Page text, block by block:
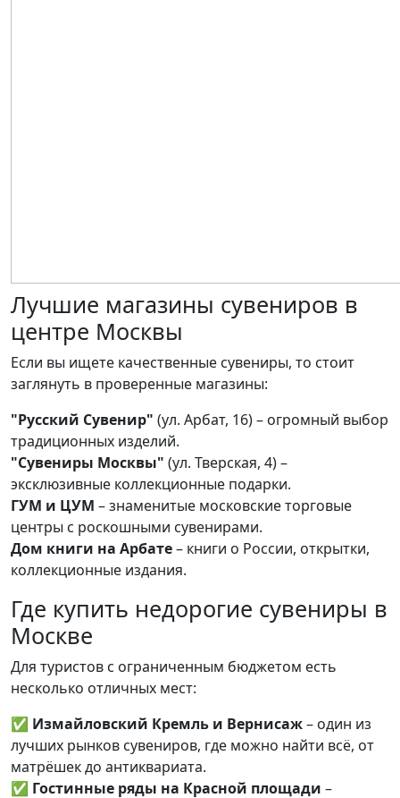
Лучшие магазины сувениров в
центре Москвы
Если вы ищете качественные сувениры, то стоит
заглянуть в проверенные магазины:
"Русский Сувенир" (ул. Арбат, 16) – огромный выбор
традиционных изделий.
"Сувениры Москвы" (ул. Тверская, 4) –
эксклюзивные коллекционные подарки.
ГУМ и ЦУМ – знаменитые московские торговые
центры с роскошными сувенирами.
Дом книги на Арбате– книги о России, открытки,
коллекционные издания.
Где купить недорогие сувениры в
Москве
Для туристов с ограниченным бюджетом есть
несколько отличных мест:
✅ Измайловский Кремль и Вернисаж– один из
лучших рынков сувениров, где можно найти всё, от
матрёшек до антиквариата.
✅ Гостинные ряды на Красной площади –